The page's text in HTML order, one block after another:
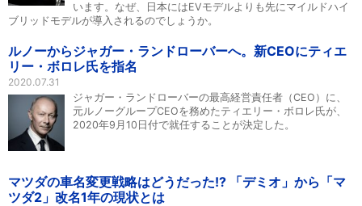
います。なぜ、日本にはEVモデルよりも先にマイルドハイ
ブリッドモデルが導入されるのでしょうか。
ルノーからジャガー・ランドローバーへ。新CEOにティエ
リー・ボロレ氏を指名
2020.07.31
ジャガー・ランドローバーの最高経営責任者（CEO）に、
元ルノーグループCEOを務めたティエリー・ボロレ氏が、
2020年9月10日付で就任することが決定した。
マツダの車名変更戦略はどうだった!? 「デミオ」から「マ
ツダ2」改名1年の現状とは